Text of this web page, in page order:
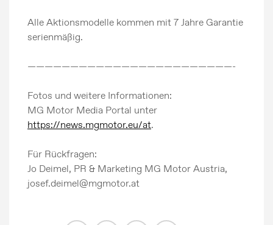
Alle Aktionsmodelle kommen mit 7 Jahre Garantie
serienmäßig.
————————————————————————-
Fotos und weitere Informationen:
MG Motor Media Portal unter
https://news.mgmotor.eu/at.
Für Rückfragen:
Jo Deimel, PR & Marketing MG Motor Austria,
josef.deimel@mgmotor.at